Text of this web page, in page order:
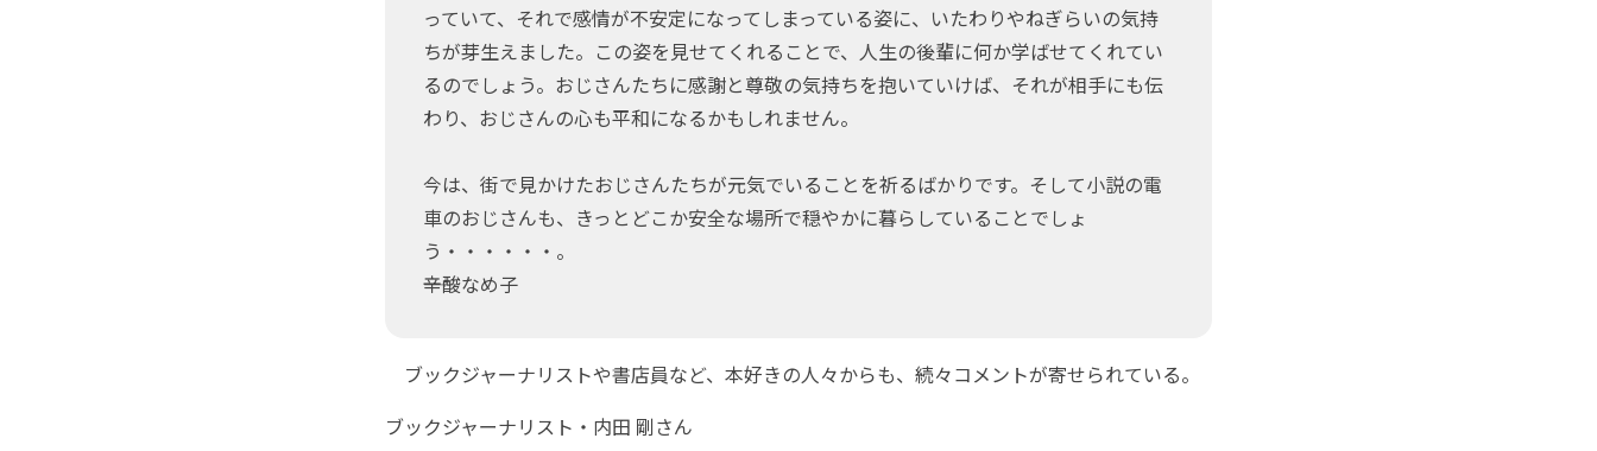
っていて、それで感情が不安定になってしまっている姿に、いたわりやねぎらいの気持
ちが芽生えました。この姿を見せてくれることで、人生の後輩に何か学ばせてくれてい
るのでしょう。おじさんたちに感謝と尊敬の気持ちを抱いていけば、それが相手にも伝
わり、おじさんの心も平和になるかもしれません。
今は、街で見かけたおじさんたちが元気でいることを祈るばかりです。そして小説の電
車のおじさんも、きっとどこか安全な場所で穏やかに暮らしていることでしょ
う・・・・・・。
――辛酸なめ子
ブックジャーナリストや書店員など、本好きの人々からも、続々コメントが寄せられている。
ブックジャーナリスト・内田 剛さん